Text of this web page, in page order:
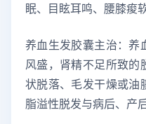
眠、目眩耳鸣、腰膝痠
养血生发胶囊主治：养
风盛，肾精不足所致的
状脱落、毛发干燥或油
脂溢性脱发与病后、产